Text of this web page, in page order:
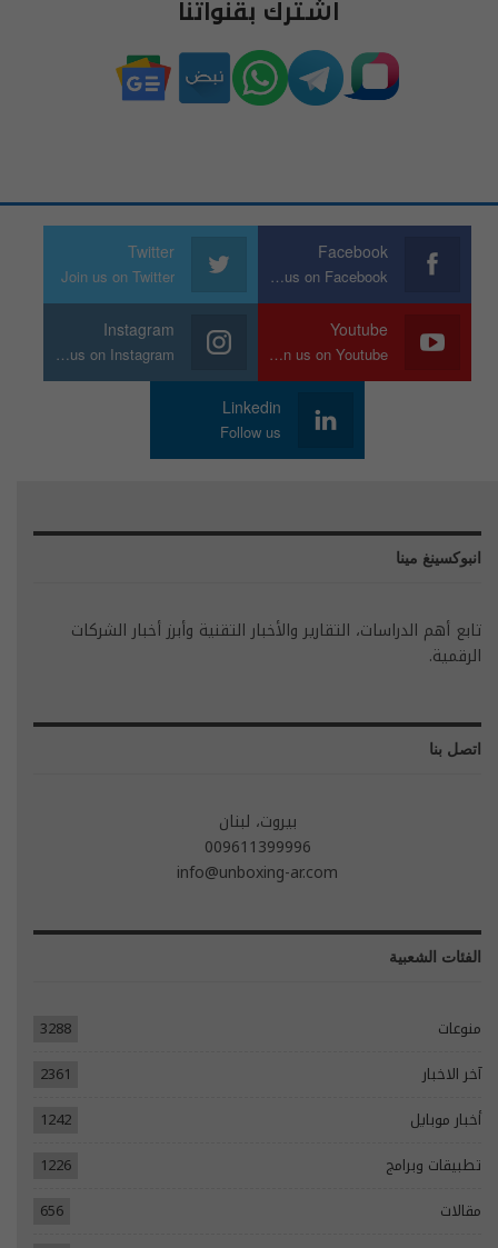
اشترك بقنواتنا
Facebook
Join us on Facebook
Twitter
Join us on Twitter
Youtube
Join us on Youtube
Instagram
Join us on Instagram
Linkedin
Follow us
انبوكسينغ مينا
تابع أهم الدراسات، التقارير والأخبار التقنية وأبرز أخبار الشركات
الرقمية.
اتصل بنا
بيروت، لبنان
009611399996
info@unboxing-ar.com
الفئات الشعبية
منوعات
3288
آخر الاخبار
2361
أخبار موبايل
1242
تطبيقات وبرامج
1226
مقالات
656